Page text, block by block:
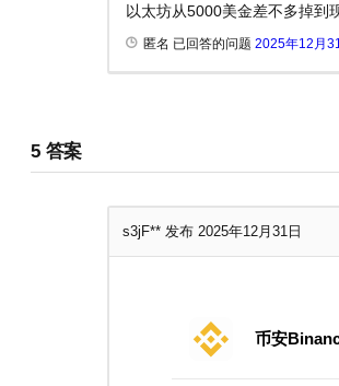
以太坊从5000美金差不多掉到
匿名 已回答的问题 2025年12月
5答案
s3jF** 发布 2025年12月31日
币安